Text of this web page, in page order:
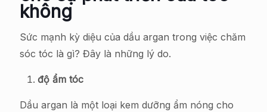
không
Sức mạnh kỳ diệu của dầu argan trong việc chăm
sóc tóc là gì? Đây là những lý do.
độ ẩm tóc
Dầu argan là một loại kem dưỡng ẩm nóng cho